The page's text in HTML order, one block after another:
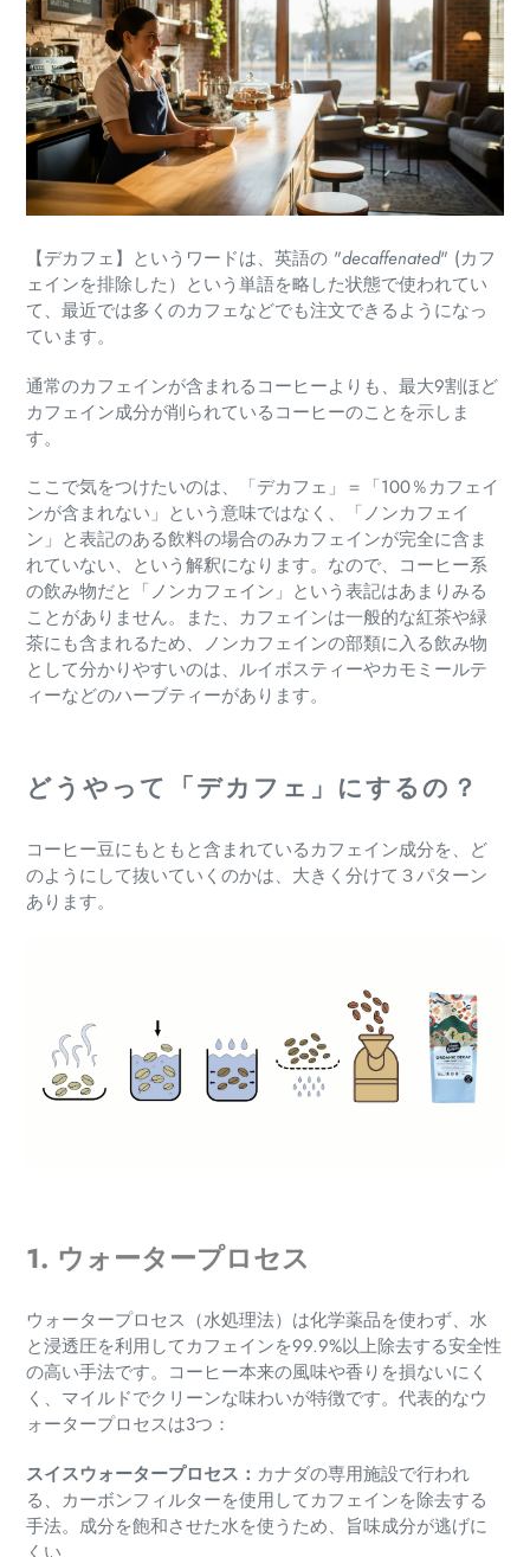
【デカフェ】というワードは、英語の "decaffenated" (カフ
ェインを排除した）という単語を略した状態で使われてい
て、最近では多くのカフェなどでも注文できるようになっ
ています。
通常のカフェインが含まれるコーヒーよりも、最大9割ほど
カフェイン成分が削られているコーヒーのことを示しま
す。
ここで気をつけたいのは、「デカフェ」＝「100％カフェイ
ンが含まれない」という意味ではなく、「ノンカフェイ
ン」と表記のある飲料の場合のみカフェインが完全に含ま
れていない、という解釈になります。なので、コーヒー系
の飲み物だと「ノンカフェイン」という表記はあまりみる
ことがありません。また、カフェインは一般的な紅茶や緑
茶にも含まれるため、ノンカフェインの部類に入る飲み物
として分かりやすいのは、ルイボスティーやカモミールテ
ィーなどのハーブティーがあります。
どうやって「デカフェ」にするの？
コーヒー豆にもともと含まれているカフェイン成分を、ど
のようにして抜いていくのかは、大きく分けて３パターン
あります。
1. ウォータープロセス
ウォータープロセス（水処理法）は化学薬品を使わず、水
と浸透圧を利用してカフェインを99.9%以上除去する安全性
の高い手法です。 コーヒー本来の風味や香りを損ないにく
く、マイルドでクリーンな味わいが特徴です。代表的なウ
ォータープロセスは3つ：
スイスウォータープロセス： カナダの専用施設で行われ
る、カーボンフィルターを使用してカフェインを除去する
手法。成分を飽和させた水を使うため、旨味成分が逃げに